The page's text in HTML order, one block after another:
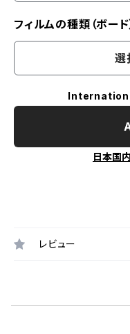
フィルムの種類（ボー
選
日本国
レビュー